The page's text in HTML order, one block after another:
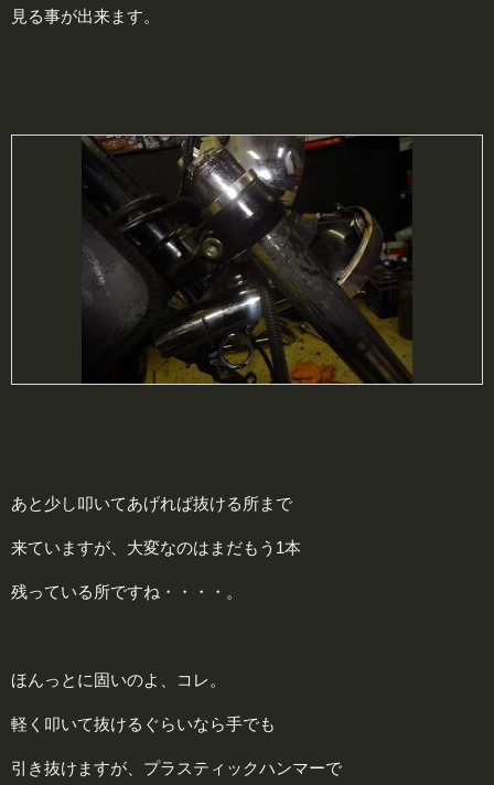
見る事が出来ます。
あと少し叩いてあげれば抜ける所まで
来ていますが、大変なのはまだもう1本
残っている所ですね・・・・。
ほんっとに固いのよ、コレ。
軽く叩いて抜けるぐらいなら手でも
引き抜けますが、プラスティックハンマーで